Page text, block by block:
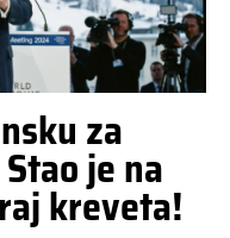
za
je na
kreveta!